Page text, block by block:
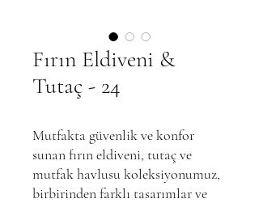
Fırın Eldiveni &
Tutaç - 24
Mutfakta güvenlik ve konfor
sunan fırın eldiveni, tutaç ve
mutfak havlusu koleksiyonumuz,
birbirinden farklı tasarımlar ve